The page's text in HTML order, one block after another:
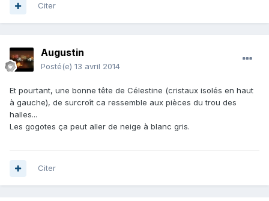
Citer
Augustin
Posté(e) 13 avril 2014
Et pourtant, une bonne tête de Célestine (cristaux isolés en haut
à gauche), de surcroît ca ressemble aux pièces du trou des
halles...
Les gogotes ça peut aller de neige à blanc gris.
Citer